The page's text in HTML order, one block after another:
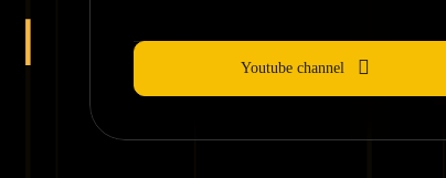
Youtube channel